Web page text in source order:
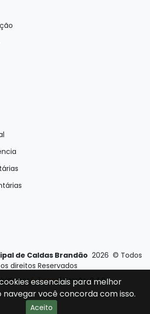
de Caldas Brandão 2026 © Todos
os direitos Reservados
por E-Ticons| Versão: 2.4.0
essenciais para melhor
navegar você concorda com isso.
Aceito